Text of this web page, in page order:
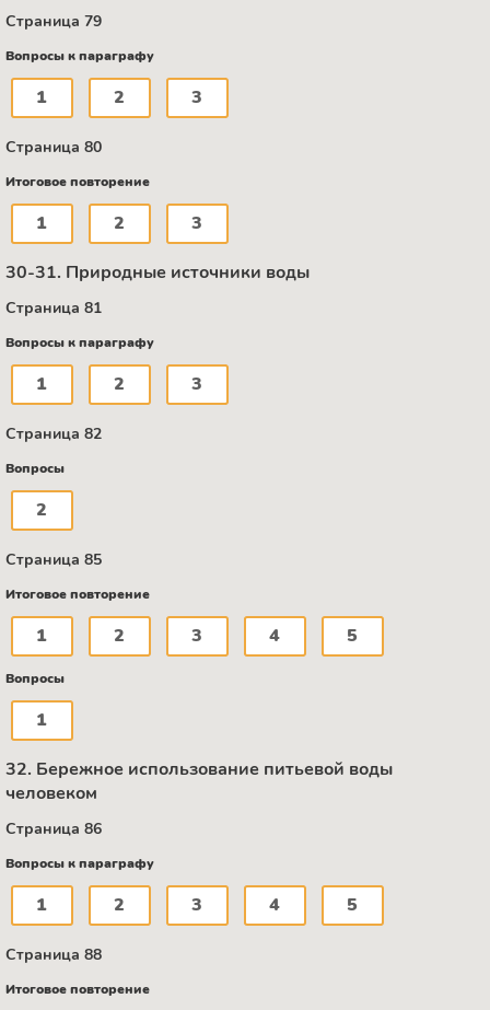
Страница 79
Вопросы к параграфу
1 2 3
Страница 80
Итоговое повторение
1 2 3
30-31. Природные источники воды
Страница 81
Вопросы к параграфу
1 2 3
Страница 82
Вопросы
2
Страница 85
Итоговое повторение
1 2 3 4 5
Вопросы
1
32. Бережное использование питьевой воды
человеком
Страница 86
Вопросы к параграфу
1 2 3 4 5
Страница 88
Итоговое повторение